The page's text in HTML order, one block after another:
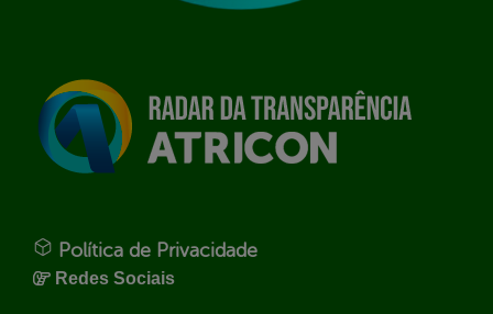
Política de Privacidade
Redes Sociais